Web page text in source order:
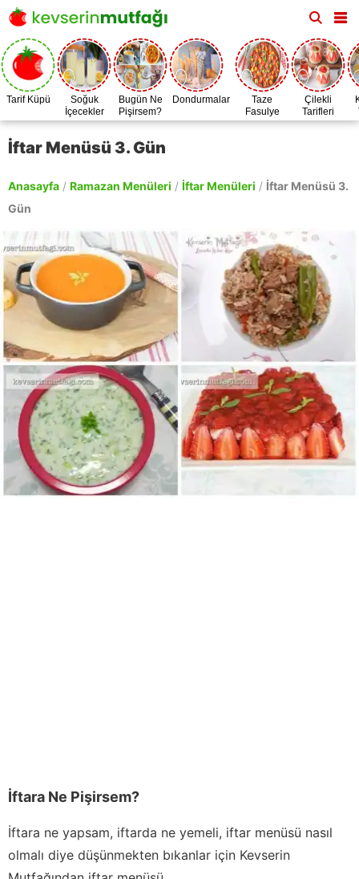
Tarif Küpü
Soğuk
İçecekler
Bugün Ne
Pişirsem?
Dondurmalar
Taze
Fasulye
Zamanı
Çilekli
Tarifleri
İftar Menüsü 3. Gün
Anasayfa / Ramazan Menüleri / İftar Menüleri / İftar Menüsü 3.
Gün
İftara Ne Pişirsem?
İftara ne yapsam, iftarda ne yemeli, iftar menüsü nasıl
olmalı diye düşünmekten bıkanlar için Kevserin